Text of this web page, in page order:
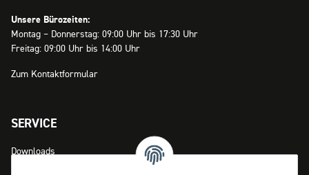
Unsere Bürozeiten:
Montag – Donnerstag: 09:00 Uhr bis 17:30 Uhr
Freitag: 09:00 Uhr bis 14:00 Uhr
Zum Kontaktformular
SERVICE
Downloads